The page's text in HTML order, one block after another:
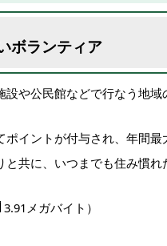
ボランティア
設や公民館などで行なう地
イントが付与され、年間最
と共に、いつまでも住み慣
3.91メガバイト）